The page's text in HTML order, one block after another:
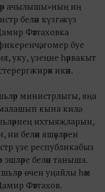
ачылышы»ның иң
белән күзгә-күз
Фәттаховка
гомер буе
уку, үзеңне һәрвакыт
кирәк икән.
министрлыгы, яңа
кына килә.
ихтыяҗларын,
белән яшәүләрен
үзе республикабыз
белән таныша.
өчен уңайлы һәм
Фәттахов.